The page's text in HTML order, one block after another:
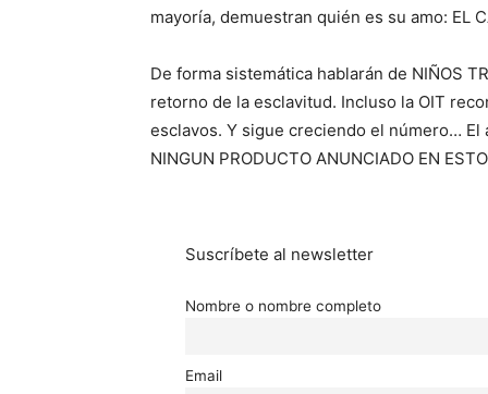
mayoría, demuestran quién es su amo: EL
De forma sistemática hablarán de NIÑOS
retorno de la esclavitud. Incluso la OIT
esclavos. Y sigue creciendo el número… El
NINGUN PRODUCTO ANUNCIADO EN
Suscríbete al newsletter
Nombre o nombre completo
Email